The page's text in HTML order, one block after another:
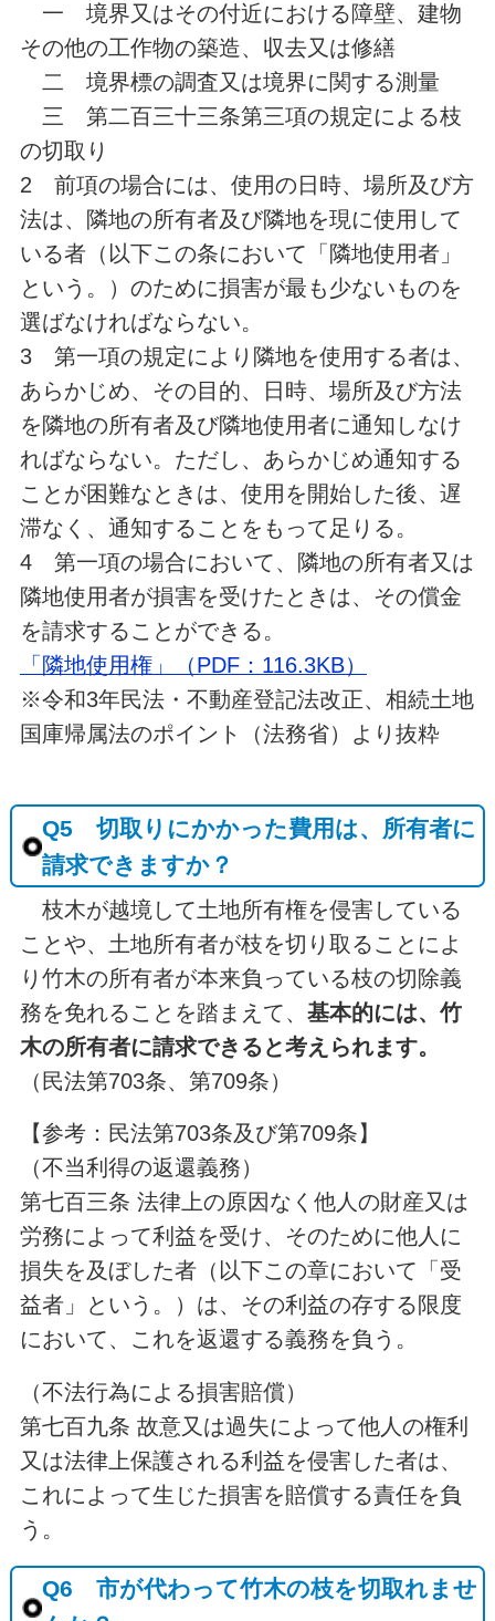
一 境界又はその付近における障壁、建物
その他の工作物の築造、収去又は修繕
二 境界標の調査又は境界に関する測量
三 第二百三十三条第三項の規定による枝
の切取り
2 前項の場合には、使用の日時、場所及び方
法は、隣地の所有者及び隣地を現に使用して
いる者（以下この条において「隣地使用者」
という。）のために損害が最も少ないものを
選ばなければならない。
3 第一項の規定により隣地を使用する者は、
あらかじめ、その目的、日時、場所及び方法
を隣地の所有者及び隣地使用者に通知しなけ
ればならない。ただし、あらかじめ通知する
ことが困難なときは、使用を開始した後、遅
滞なく、通知することをもって足りる。
4 第一項の場合において、隣地の所有者又は
隣地使用者が損害を受けたときは、その償金
を請求することができる。
「隣地使用権」（PDF：116.3KB）
※令和3年民法・不動産登記法改正、相続土地
国庫帰属法のポイント（法務省）より抜粋
Q5 切取りにかかった費用は、所有者に
請求できますか？
枝木が越境して土地所有権を侵害している
ことや、土地所有者が枝を切り取ることによ
り竹木の所有者が本来負っている枝の切除義
務を免れることを踏まえて、 基本的には、竹
木の所有者に請求できると考えられます。
（民法第703条、第709条）
【参考：民法第703条及び第709条】
（不当利得の返還義務）
第七百三条 法律上の原因なく他人の財産又は
労務によって利益を受け、そのために他人に
損失を及ぼした者（以下この章において「受
益者」という。）は、その利益の存する限度
において、これを返還する義務を負う。
（不法行為による損害賠償）
第七百九条 故意又は過失によって他人の権利
又は法律上保護される利益を侵害した者は、
これによって生じた損害を賠償する責任を負
う。
Q6 市が代わって竹木の枝を切取れませ